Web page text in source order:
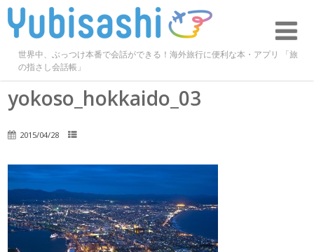
世界中、ぶっつけ本番で会話ができる！海外旅行に便利な本・アプリ 「旅
の指さし会話帳」
yokoso_hokkaido_03
2015/04/28